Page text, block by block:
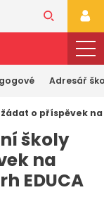
Adresář
o příspěvek na
školy
na
EDUCA